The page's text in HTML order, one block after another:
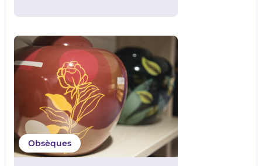
Obsèques
Infographie démarches après
décès
Obsèques